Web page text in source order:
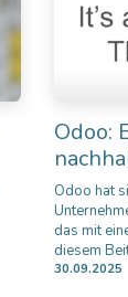
Odoo:
Odoo hat
das mit
diesem
30.09.2025